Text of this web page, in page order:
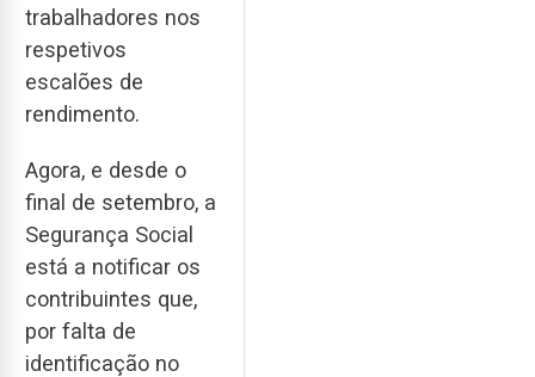
trabalhadores nos
respetivos
escalões de
rendimento.
Agora, e desde o
final de setembro, a
Segurança Social
está a notificar os
contribuintes que,
por falta de
identificação no